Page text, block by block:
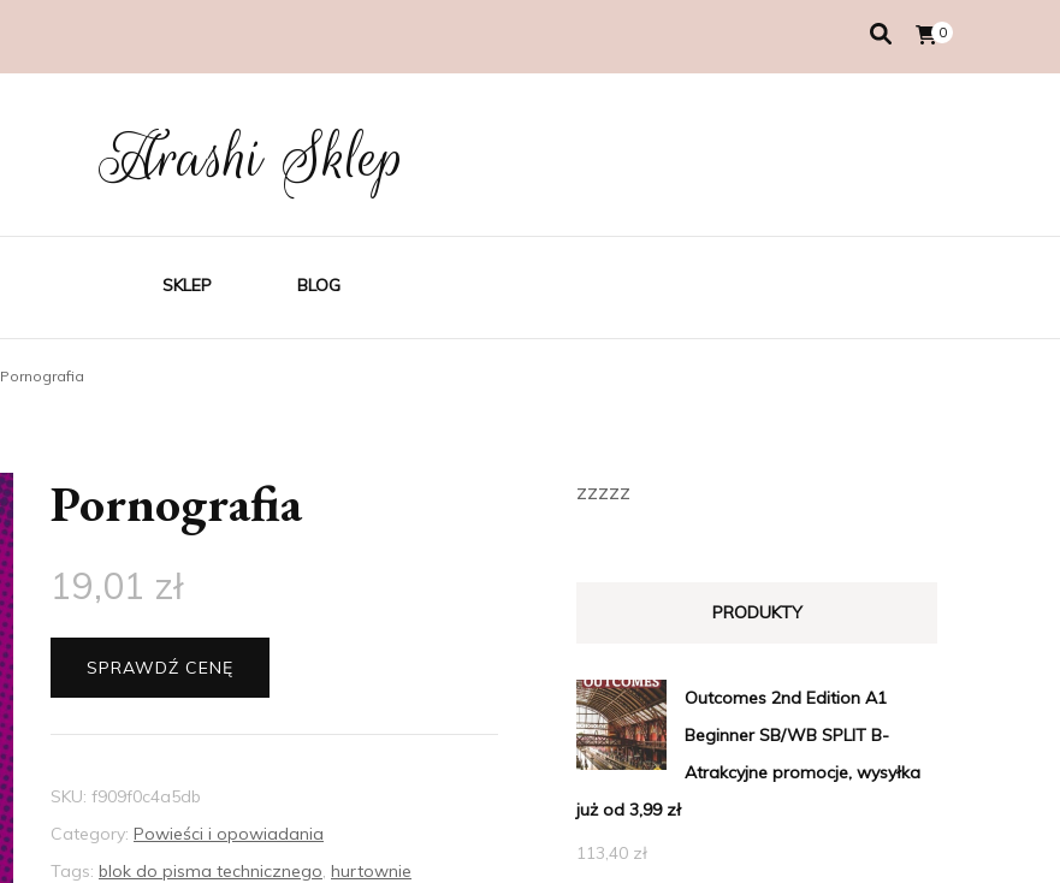
0
Arashi Sklep
SKLEP BLOG
Pornografia
Pornografia
19,01 zł
SPRAWDŹ CENĘ
SKU: f909f0c4a5db
Category: Powieści i opowiadania
Tags: blok do pisma technicznego, hurtownie
zzzzz
PRODUKTY
Outcomes 2nd Edition A1
Beginner SB/WB SPLIT B-
Atrakcyjne promocje, wysyłka
już od 3,99 zł
113,40 zł